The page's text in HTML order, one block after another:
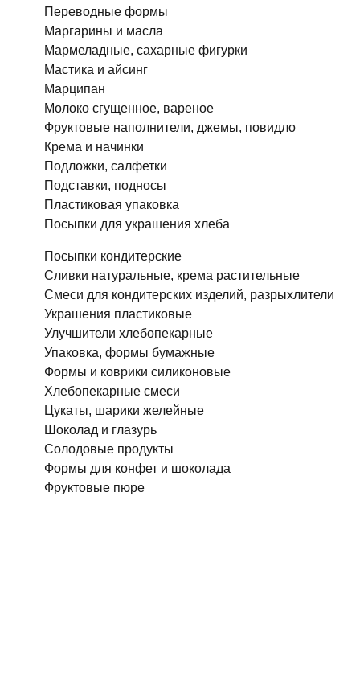
Переводные формы
Маргарины и масла
Мармеладные, сахарные фигурки
Мастика и айсинг
Марципан
Молоко сгущенное, вареное
Фруктовые наполнители, джемы, повидло
Крема и начинки
Подложки, салфетки
Подставки, подносы
Пластиковая упаковка
Посыпки для украшения хлеба
Посыпки кондитерские
Сливки натуральные, крема растительные
Смеси для кондитерских изделий, разрыхлители
Украшения пластиковые
Улучшители хлебопекарные
Упаковка, формы бумажные
Формы и коврики силиконовые
Хлебопекарные смеси
Цукаты, шарики желейные
Шоколад и глазурь
Солодовые продукты
Формы для конфет и шоколада
Фруктовые пюре